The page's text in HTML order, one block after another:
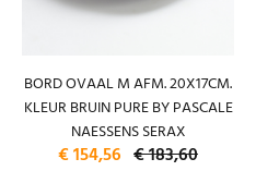
BORD OVAAL M AFM. 20X17CM.
KLEUR BRUIN PURE BY PASCALE
NAESSENS SERAX
€ 154,56 € 183,60